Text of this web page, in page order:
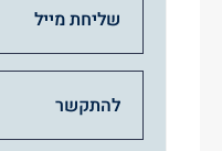
שליחת מייל
להתקשר